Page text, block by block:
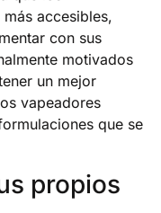
accesibles,
con sus
motivados
un mejor
vapeadores
que se
propios